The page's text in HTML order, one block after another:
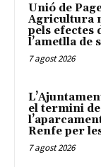
Unió de
Agricultura
pels efectes
l’ametlla de
7 agost 2026
el termini
Renfe per
7 agost 2026